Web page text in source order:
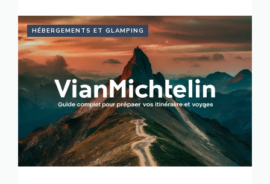
HÉBERGEMENTS ET GLAMPING